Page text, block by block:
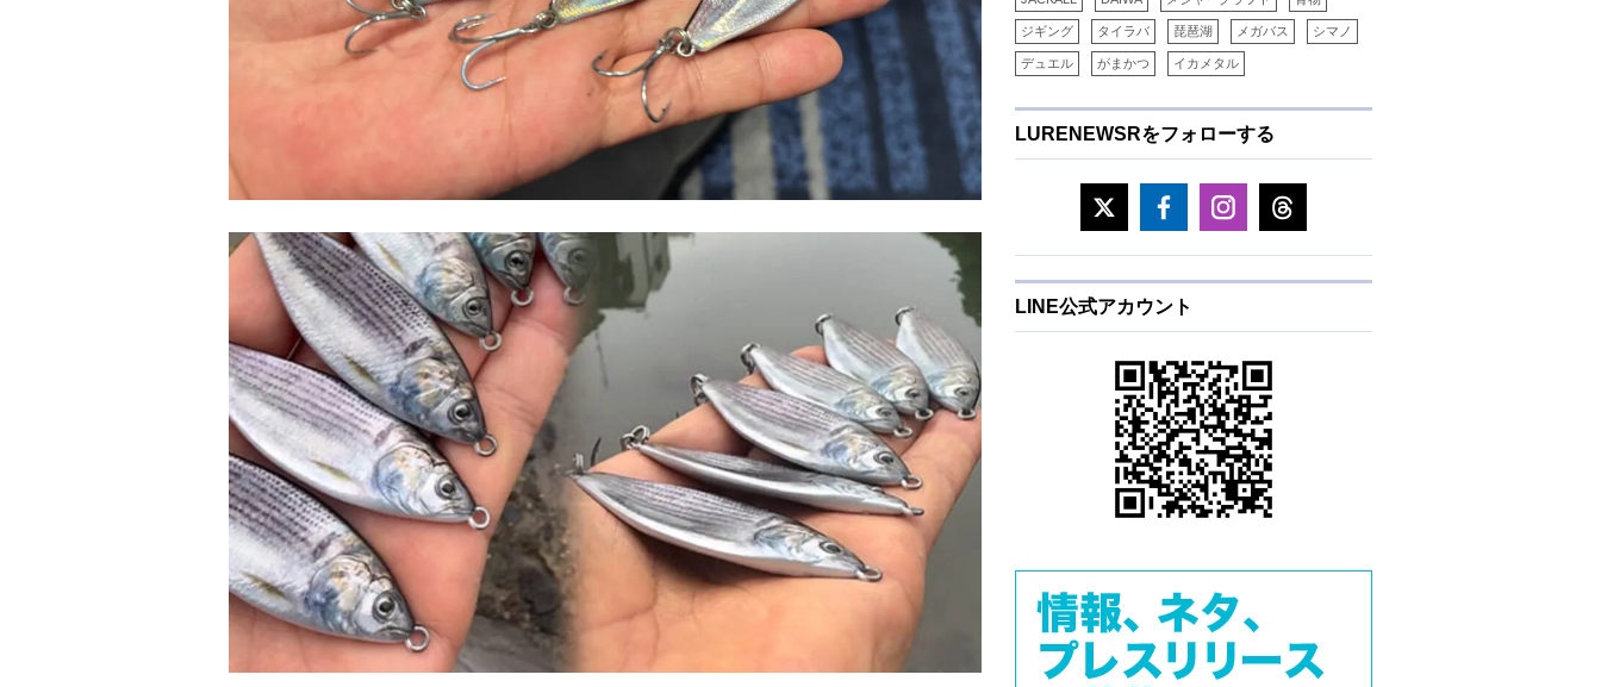
ジギング タイラバ 琵琶湖 メガバス シマノ
デュエル がまかつ イカメタル
LURENEWSRをフォローする
LINE公式アカウント